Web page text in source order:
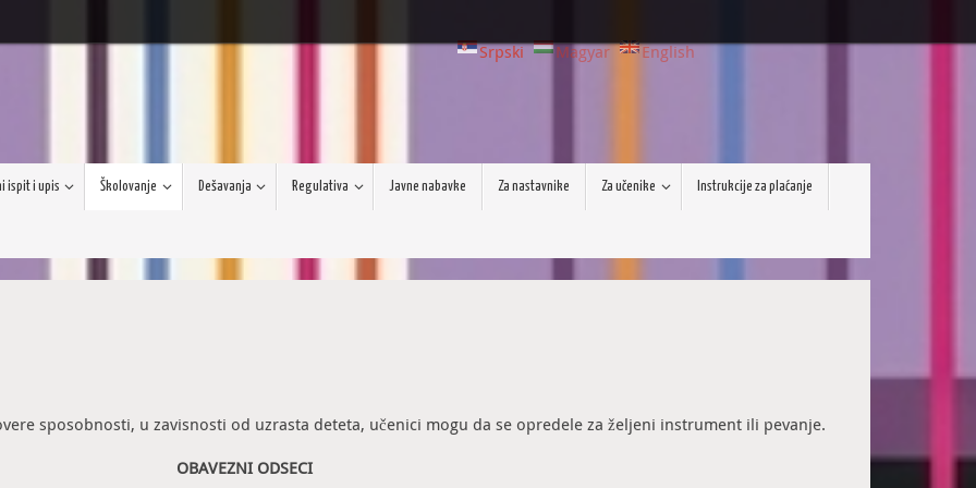
Srpski Magyar English
ispit i upis Školovanje Dešavanja Regulativa Javne nabavke Za nastavnike Za učenike Instrukcije za plaćanje
sposobnosti, u zavisnosti od uzrasta deteta, učenici mogu da se opredele za željeni instrument ili pevanje.
OBAVEZNI ODSECI